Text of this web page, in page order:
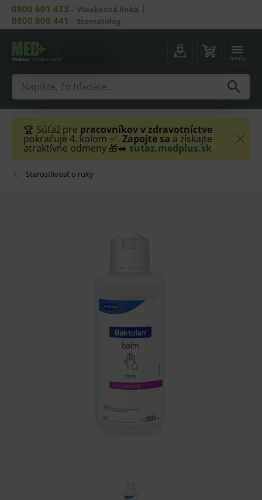
0800 601 433 – Všeobecná linka
0800 800 441 – Stomatológ
menu
🏆 Súťaž pre pracovníkov v zdravotníctve
pokračuje 4. kolom ✅. Zapojte sa a získajte
atraktívne odmeny 🎁➡️ sutaz.medplus.sk
Starostlivosť o ruky